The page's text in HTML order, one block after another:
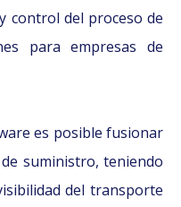
control del proceso de
para empresas de
es posible fusionar
suministro, teniendo
del transporte